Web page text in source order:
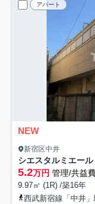
アパート
NEW
新宿区中井
シエスタルミエール
5.2万円 管理/共益
9.97㎡ (1R) /築16年
西武新宿線「中井